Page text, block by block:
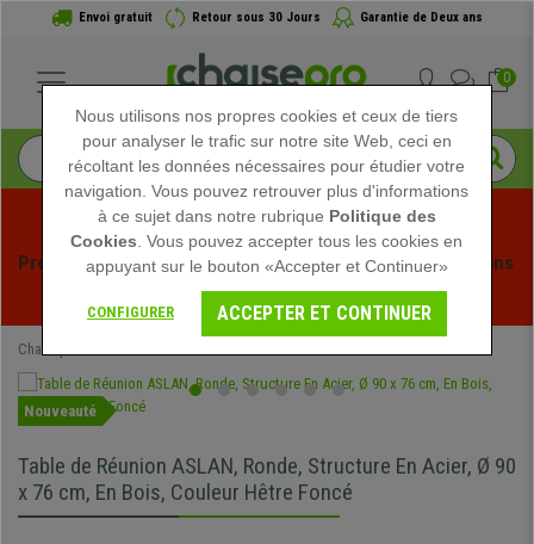
Envoi gratuit Retour sous 30 Jours Garantie de Deux ans
0
Profitez des soldes d'été chez Chaisepro ! Des réductions
exclusives pour une durée limitée - Voir l'offre
Chaisepro
Nouveauté
Table de Réunion ASLAN, Ronde, Structure En Acier, Ø 90
x 76 cm, En Bois, Couleur Hêtre Foncé
Nous utilisons nos propres cookies et ceux de tiers
pour analyser le trafic sur notre site Web, ceci en
récoltant les données nécessaires pour étudier votre
navigation. Vous pouvez retrouver plus d'informations
à ce sujet dans notre rubrique Politique des
Cookies . Vous pouvez accepter tous les cookies en
appuyant sur le bouton «Accepter et Continuer»
CONFIGURER ACCEPTER ET CONTINUER